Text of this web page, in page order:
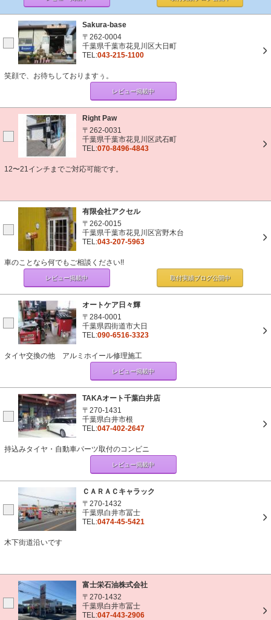
Sakura-base
〒262-0004
千葉県千葉市花見川区大日町
TEL:043-215-1100
笑顔で、お待ちしておりますぅ。
レビュー掲載中
Right Paw
〒262-0031
千葉県千葉市花見川区武石町
TEL:070-8496-4843
12〜21インチまでご対応可能です。
有限会社アクセル
〒262-0015
千葉県千葉市花見川区宮野木台
TEL:043-207-5963
車のことなら何でもご相談ください!!
レビュー掲載中 取付実績ブログ公開中
オートケア日々輝
〒284-0001
千葉県四街道市大日
TEL:090-6516-3323
タイヤ交換の他 アルミホイール修理施工
レビュー掲載中
TAKAオート千葉白井店
〒270-1431
千葉県白井市根
TEL:047-402-2647
持込みタイヤ・自動車パーツ取付のコンビニ
レビュー掲載中
ＣＡＲＡＣキャラック
〒270-1432
千葉県白井市冨士
TEL:0474-45-5421
木下街道沿いです
富士栄石油株式会社
〒270-1432
千葉県白井市冨士
TEL:047-443-2906